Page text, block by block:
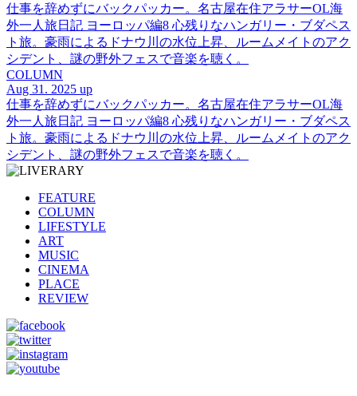
仕事を辞めずにバックパッカー。名古屋在住アラサーOL海
外一人旅日記 ヨーロッパ編8 心残りなハンガリー・ブダペス
ト旅。豪雨によるドナウ川の水位上昇、ルームメイトのアク
シデント、謎の野外フェスで音楽を聴く。
COLUMN
Aug 31. 2025 up
仕事を辞めずにバックパッカー。名古屋在住アラサーOL海
外一人旅日記 ヨーロッパ編8 心残りなハンガリー・ブダペス
ト旅。豪雨によるドナウ川の水位上昇、ルームメイトのアク
シデント、謎の野外フェスで音楽を聴く。
FEATURE
COLUMN
LIFESTYLE
ART
MUSIC
CINEMA
PLACE
REVIEW